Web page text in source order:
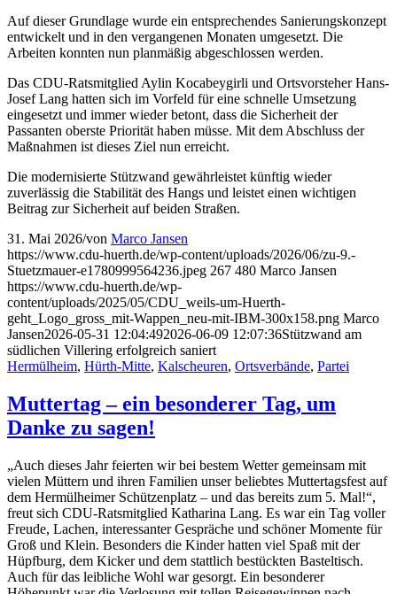
Auf dieser Grundlage wurde ein entsprechendes Sanierungskonzept
entwickelt und in den vergangenen Monaten umgesetzt. Die
Arbeiten konnten nun planmäßig abgeschlossen werden.
Das CDU-Ratsmitglied Aylin Kocabeygirli und Ortsvorsteher Hans-
Josef Lang hatten sich im Vorfeld für eine schnelle Umsetzung
eingesetzt und immer wieder betont, dass die Sicherheit der
Passanten oberste Priorität haben müsse. Mit dem Abschluss der
Maßnahmen ist dieses Ziel nun erreicht.
Die modernisierte Stützwand gewährleistet künftig wieder
zuverlässig die Stabilität des Hangs und leistet einen wichtigen
Beitrag zur Sicherheit auf beiden Straßen.
31. Mai 2026/von Marco Jansen
https://www.cdu-huerth.de/wp-content/uploads/2026/06/zu-9.-
Stuetzmauer-e1780999564236.jpeg 267 480 Marco Jansen
https://www.cdu-huerth.de/wp-
content/uploads/2025/05/CDU_weils-um-Huerth-
geht_Logo_gross_mit-Wappen_neu-mit-IBM-300x158.png Marco
Jansen2026-05-31 12:04:492026-06-09 12:07:36Stützwand am
südlichen Villering erfolgreich saniert
Hermülheim, Hürth-Mitte, Kalscheuren, Ortsverbände, Partei
Muttertag – ein besonderer Tag, um
Danke zu sagen!
„Auch dieses Jahr feierten wir bei bestem Wetter gemeinsam mit
vielen Müttern und ihren Familien unser beliebtes Muttertagsfest auf
dem Hermülheimer Schützenplatz – und das bereits zum 5. Mal!“,
freut sich CDU-Ratsmitglied Katharina Lang. Es war ein Tag voller
Freude, Lachen, interessanter Gespräche und schöner Momente für
Groß und Klein. Besonders die Kinder hatten viel Spaß mit der
Hüpfburg, dem Kicker und dem stattlich bestückten Basteltisch.
Auch für das leibliche Wohl war gesorgt. Ein besonderer